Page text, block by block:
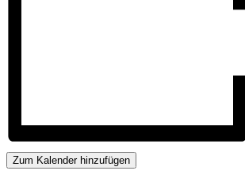
Zum Kalender hinzufügen